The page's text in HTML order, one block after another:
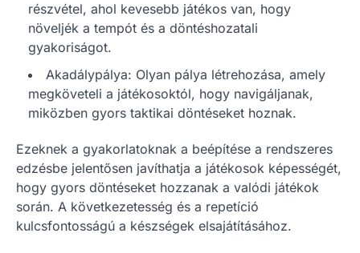
részvétel, ahol kevesebb játékos van, hogy
növeljék a tempót és a döntéshozatali
gyakoriságot.
Akadálypálya: Olyan pálya létrehozása, amely
megköveteli a játékosoktól, hogy navigáljanak,
miközben gyors taktikai döntéseket hoznak.
Ezeknek a gyakorlatoknak a beépítése a rendszeres
edzésbe jelentősen javíthatja a játékosok képességét,
hogy gyors döntéseket hozzanak a valódi játékok
során. A következetesség és a repetíció
kulcsfontosságú a készségek elsajátításához.